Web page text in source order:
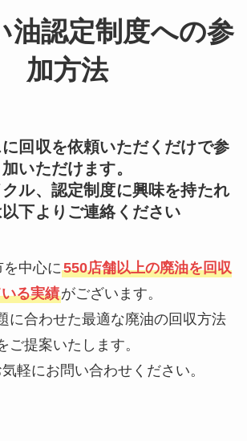
油認定制度への参
加方法
回収を依頼いただくだけで参
加いただけます。
ル、認定制度に興味を持たれ
下よりご連絡ください
中心に550店舗以上の廃油を回収
る実績がございます。
に合わせた最適な廃油の回収方法
ご提案いたします。
軽にお問い合わせください。